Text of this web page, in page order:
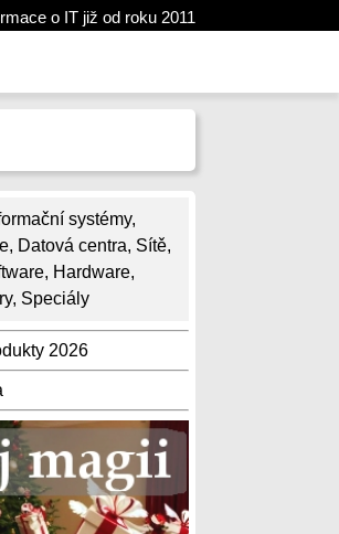
o IT již od roku 2011
systémy,
, Datová centra, Sítě,
, Hardware,
, Speciály
2026